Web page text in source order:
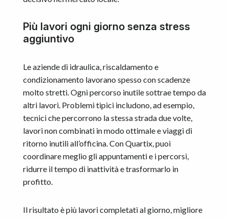
Più lavori ogni giorno senza stress
aggiuntivo
Le aziende di idraulica, riscaldamento e
condizionamento lavorano spesso con scadenze
molto stretti. Ogni percorso inutile sottrae tempo da
altri lavori. Problemi tipici includono, ad esempio,
tecnici che percorrono la stessa strada due volte,
lavori non combinati in modo ottimale e viaggi di
ritorno inutili all’officina. Con Quartix, puoi
coordinare meglio gli appuntamenti e i percorsi,
ridurre il tempo di inattività e trasformarlo in
profitto.
Il risultato è più lavori completati al giorno, migliore